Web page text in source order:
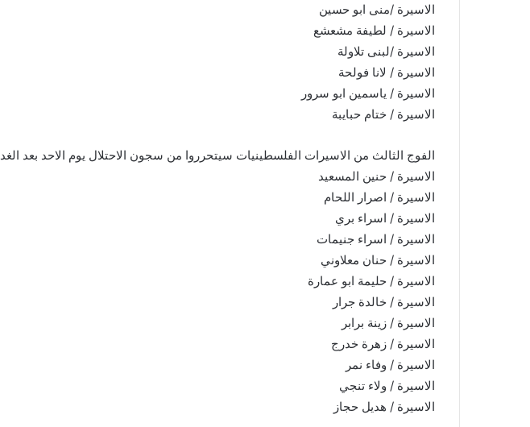
الاسيرة /منى ابو حسين
الاسيرة / لطيفة مشعشع
الاسيرة /لبنى تلاولة
الاسيرة / لانا فولحة
الاسيرة / ياسمين ابو سرور
الاسيرة / ختام حبايبة
الفوج الثالث من الاسيرات الفلسطينيات سيتحرروا من سجون الاحتلال يوم الاحد بعد الغد
الاسيرة / حنين المسعيد
الاسيرة / اصرار اللحام
الاسيرة / اسراء بري
الاسيرة / اسراء جنيمات
الاسيرة / حنان معلاوني
الاسيرة / حليمة ابو عمارة
الاسيرة / خالدة جرار
الاسيرة / زينة برابر
الاسيرة / زهرة خدرج
الاسيرة / وفاء نمر
الاسيرة / ولاء تنجي
الاسيرة / هديل حجاز